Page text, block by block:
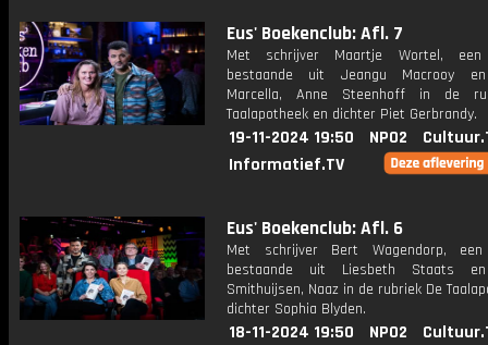
Eus' Boekenclub: Afl. 7
Met schrijver Maartje Wortel, een
bestaande uit Jeangu Macrooy
Marcella, Anne Steenhoff in de
Taalapotheek en dichter Piet Gerbrandy.
19-11-2024 19:50 NPO2
Informatief.TV
Eus' Boekenclub: Afl. 6
Met schrijver Bert Wagendorp, een
bestaande uit Liesbeth Staats
Smithuijsen, Naaz in de rubriek De
dichter Sophia Blyden.
18-11-2024 19:50 NPO2